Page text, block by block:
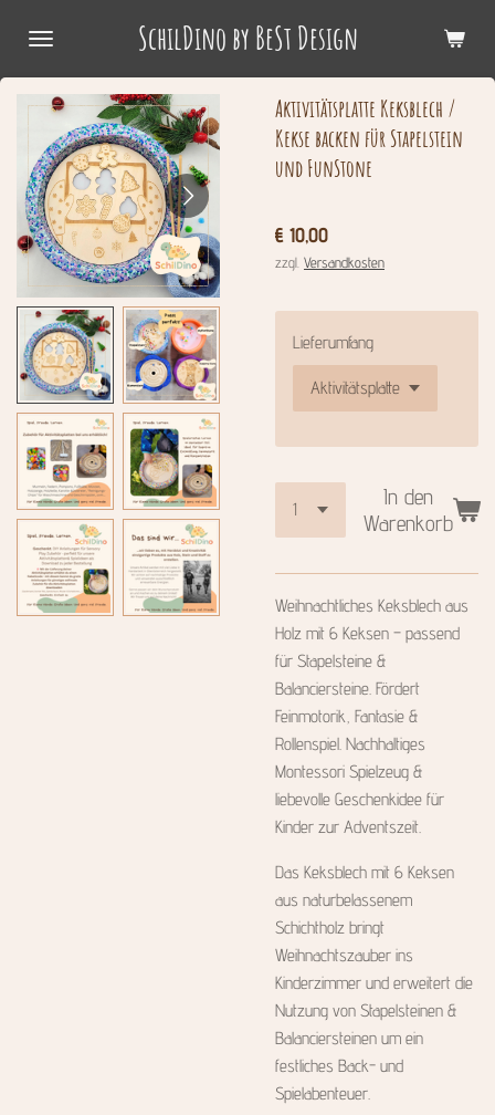
Hauptinhalt
springen
SchilDino by BeSt Design
Aktivitätsplatte Keksblech /
Kekse backen für Stapelstein
und FunStone
€ 10,00
zzgl. Versandkosten
Lieferumfang
In den
Warenkorb
Weihnachtliches Keksblech aus
Holz mit 6 Keksen – passend
für Stapelsteine &
Balanciersteine. Fördert
Feinmotorik, Fantasie &
Rollenspiel. Nachhaltiges
Montessori Spielzeug &
liebevolle Geschenkidee für
Kinder zur Adventszeit.
Das Keksblech mit 6 Keksen
aus naturbelassenem
Schichtholz bringt
Weihnachtszauber ins
Kinderzimmer und erweitert die
Nutzung von Stapelsteinen &
Balanciersteinen um ein
festliches Back- und
Spielabenteuer.